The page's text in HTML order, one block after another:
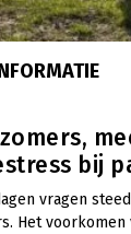
bij
vragen
Het